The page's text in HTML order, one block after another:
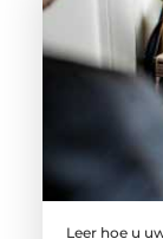
Leer hoe u